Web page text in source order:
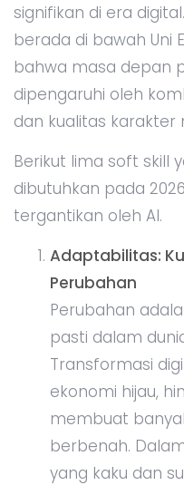
signifikan di era
berada di bawah Uni
bahwa masa depan
dipengaruhi oleh
dan kualitas karakter
Berikut lima soft skill
dibutuhkan pada
tergantikan oleh AI.
Adaptabilitas:
Perubahan
Perubahan
pasti dalam
Transformasi
ekonomi hijau,
membuat
berbenah.
yang kaku dan